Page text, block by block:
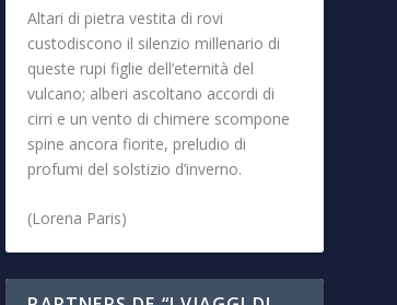
Altari di pietra vestita di rovi
custodiscono il silenzio millenario di
queste rupi figlie dell’eternità del
vulcano; alberi ascoltano accordi di
cirri e un vento di chimere scompone
spine ancora fiorite, preludio di
profumi del solstizio d’inverno.
(Lorena Paris)